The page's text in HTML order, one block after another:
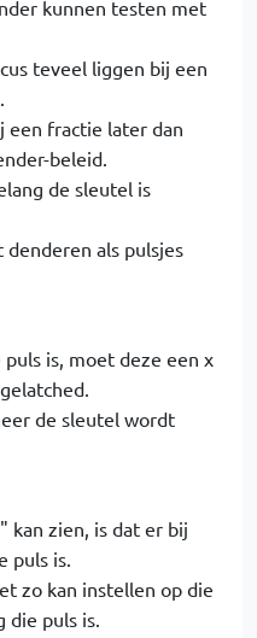
kunnen testen met
teveel liggen bij een
een fractie later dan
beleid.
de sleutel is
als pulsjes
is, moet deze een x
de sleutel wordt
kan zien, is dat er bij
puls is.
zo kan instellen op die
die puls is.